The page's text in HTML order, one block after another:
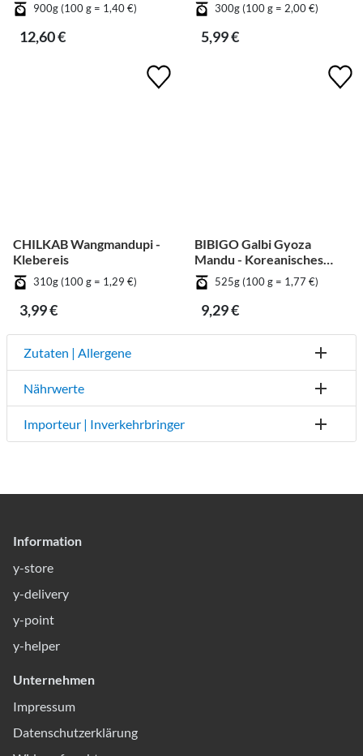
900g (100 g = 1,40 €)
12,60 €
quadratisch
300g (100 g = 2,00 €)
5,99 €
CHILKAB Wangmandupi -
Klebereis
310g (100 g = 1,29 €)
3,99 €
BIBIGO Galbi Gyoza
Mandu - Koreanisches
BBQ525g (100 g = 1,77 €)
9,29 €
Zutaten | Allergene
Nährwerte
Importeur | Inverkehrbringer
Information
y-store
y-delivery
y-point
y-helper
Unternehmen
Impressum
Datenschutzerklärung